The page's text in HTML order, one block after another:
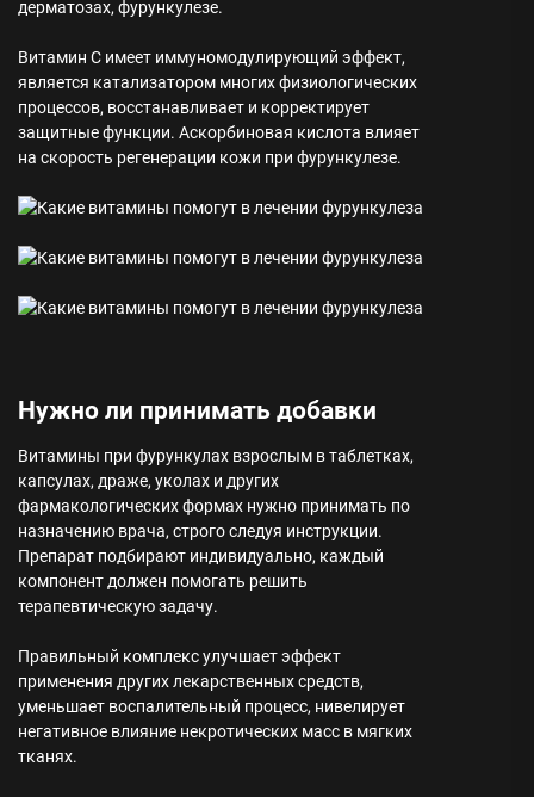
дерматозах, фурункулезе.
Витамин С имеет иммуномодулирующий эффект,
является катализатором многих физиологических
процессов, восстанавливает и корректирует
защитные функции. Аскорбиновая кислота влияет
на скорость регенерации кожи при фурункулезе.
Нужно ли принимать добавки
Витамины при фурункулах взрослым в таблетках,
капсулах, драже, уколах и других
фармакологических формах нужно принимать по
назначению врача, строго следуя инструкции.
Препарат подбирают индивидуально, каждый
компонент должен помогать решить
терапевтическую задачу.
Правильный комплекс улучшает эффект
применения других лекарственных средств,
уменьшает воспалительный процесс, нивелирует
негативное влияние некротических масс в мягких
тканях.